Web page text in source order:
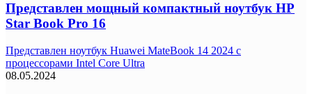
Представлен мощный компактный ноутбук HP
Star Book Pro 16
Представлен ноутбук Huawei MateBook 14 2024 с
процессорами Intel Core Ultra
08.05.2024